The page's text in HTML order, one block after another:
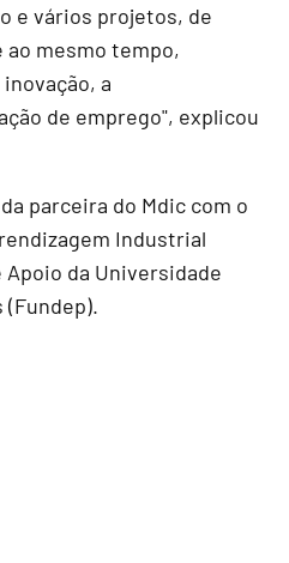
e vários projetos, de
mesmo tempo,
a
de emprego", explicou
parceira do Mdic com o
Industrial
Apoio da Universidade
(Fundep).